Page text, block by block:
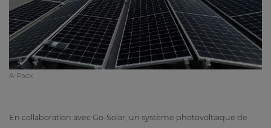
A-Pack
En collaboration avec Go-Solar, un système photovoltaïque de